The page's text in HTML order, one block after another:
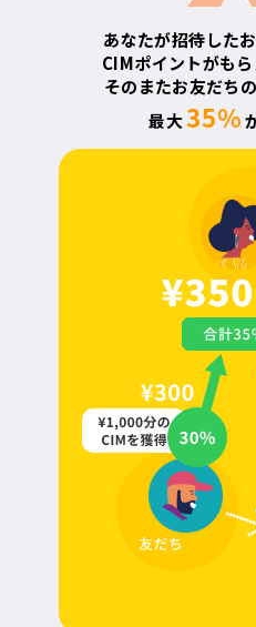
あなたが招待した
CIMポイントがもら
そのまたお友だち
最大35％